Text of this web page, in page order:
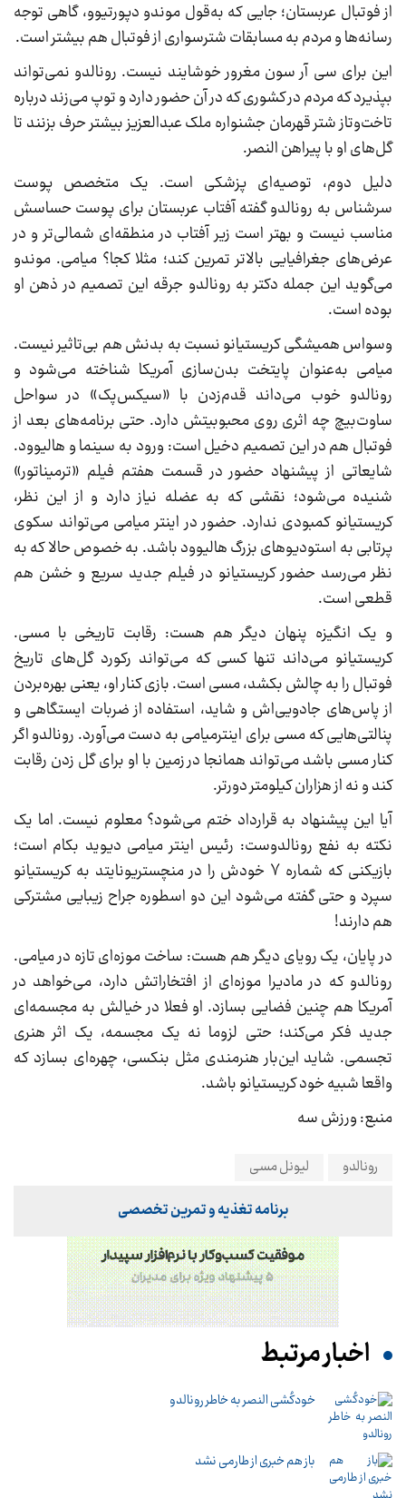
از فوتبال عربستان؛ جایی که به‌قول موندو دپورتیوو، گاهی توجه
رسانه‌ها و مردم به مسابقات شترسواری از فوتبال هم بیشتر است.
این برای سی آر سون مغرور خوشایند نیست. رونالدو نمی‌تواند
بپذیرد که مردم در کشوری که در آن حضور دارد و توپ می‌‌زند درباره
تاخت‌وتاز شتر قهرمان جشنواره ملک عبدالعزیز بیشتر حرف بزنند تا
گل‌های او با پیراهن النصر.
دلیل دوم، توصیه‌ای پزشکی است. یک متخصص پوست
سرشناس به رونالدو گفته آفتاب عربستان برای پوست حساسش
مناسب نیست و بهتر است زیر آفتاب در منطقه‌ای شمالی‌تر و در
عرض‌های جغرافیایی بالاتر تمرین کند؛ مثلا کجا؟ میامی. موندو
می‌گوید این جمله دکتر به رونالدو جرقه این تصمیم در ذهن او
بوده است.
وسواس همیشگی کریستیانو نسبت به بدنش هم بی‌تاثیر نیست.
میامی به‌عنوان پایتخت بدن‌سازی آمریکا شناخته می‌شود و
رونالدو خوب می‌داند قدم‌زدن با «سیکس‌پک» در سواحل
ساوت‌بیچ چه اثری روی محبوبیتش دارد. حتی برنامه‌های بعد از
فوتبال هم در این تصمیم دخیل است: ورود به سینما و هالیوود.
شایعاتی از پیشنهاد حضور در قسمت هفتم فیلم «ترمیناتور»
شنیده می‌شود؛ نقشی که به عضله نیاز دارد و از این نظر،
کریستیانو کمبودی ندارد. حضور در اینتر میامی می‌تواند سکوی
پرتابی به استودیوهای بزرگ هالیوود باشد. به خصوص حالا که به
نظر می‌رسد حضور کریستیانو در فیلم جدید سریع و خشن هم
قطعی است.
و یک انگیزه پنهان دیگر هم هست: رقابت تاریخی با مسی.
کریستیانو می‌داند تنها کسی که می‌تواند رکورد گل‌های تاریخ
فوتبال را به چالش بکشد، مسی است. بازی کنار او، یعنی بهره‌بردن
از پاس‌های جادویی‌اش و شاید، استفاده از ضربات ایستگاهی و
پنالتی‌هایی که مسی برای اینترمیامی به دست می‌آورد. رونالدو اگر
کنار مسی باشد می‌تواند همانجا در زمین با او برای گل زدن رقابت
کند و نه از هزاران کیلومتر دورتر.
آیا این پیشنهاد به قرارداد ختم می‌شود؟ معلوم نیست. اما یک
نکته به نفع رونالدوست: رئیس اینتر میامی دیوید بکام است؛
بازیکنی که شماره 7 خودش را در منچستریونایتد به کریستیانو
سپرد و حتی گفته می‌شود این دو اسطوره جراح زیبایی مشترکی
هم دارند!
در پایان، یک رویای دیگر هم هست: ساخت موزه‌ای تازه در میامی.
رونالدو که در مادیرا موزه‌ای از افتخاراتش دارد، می‌خواهد در
آمریکا هم چنین فضایی بسازد. او فعلا در خیالش به مجسمه‌ای
جدید فکر می‌کند؛ حتی لزوما نه یک مجسمه، یک اثر هنری
تجسمی. شاید این‌بار هنرمندی مثل بنکسی، چهره‌ای بسازد که
واقعا شبیه خود کریستیانو باشد.
منبع: ورزش سه
رونالدو لیونل مسی
برنامه تغذیه و تمرین تخصصی
اخبار مرتبط
خودکُشی النصر به خاطر رونالدو
باز هم خبری از طارمی نشد